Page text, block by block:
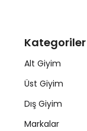
Kategoriler
Alt Giyim
Üst Giyim
Dış Giyim
Markalar